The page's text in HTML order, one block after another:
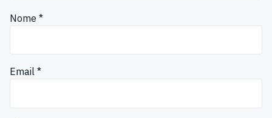
Nome *
Email *